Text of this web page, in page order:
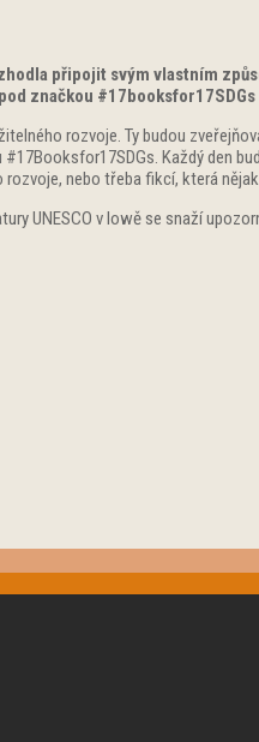
připojit svým vlastním
značkou #17booksfor17SDGs
rozvoje. Ty budou
Každý den
nebo třeba fikcí, která
UNESCO v Iowě se snaží